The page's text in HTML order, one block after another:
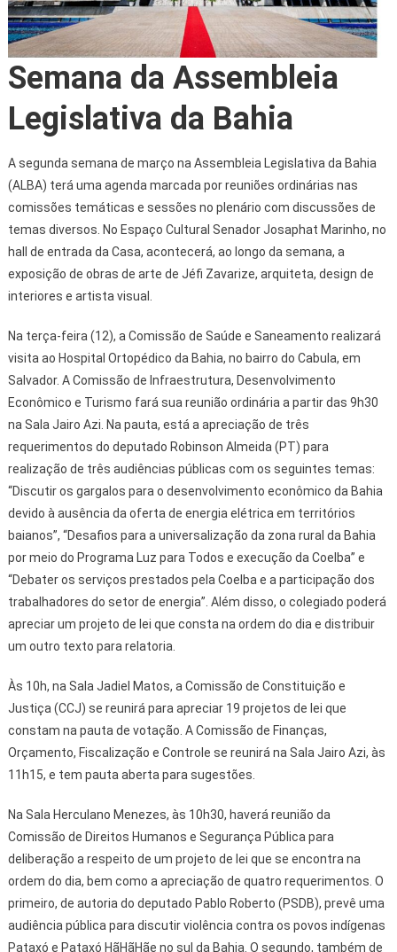
Semana da Assembleia
Legislativa da Bahia
A segunda semana de março na Assembleia Legislativa da Bahia
(ALBA) terá uma agenda marcada por reuniões ordinárias nas
comissões temáticas e sessões no plenário com discussões de
temas diversos. No Espaço Cultural Senador Josaphat Marinho, no
hall de entrada da Casa, acontecerá, ao longo da semana, a
exposição de obras de arte de Jéfi Zavarize, arquiteta, design de
interiores e artista visual.
Na terça-feira (12), a Comissão de Saúde e Saneamento realizará
visita ao Hospital Ortopédico da Bahia, no bairro do Cabula, em
Salvador. A Comissão de Infraestrutura, Desenvolvimento
Econômico e Turismo fará sua reunião ordinária a partir das 9h30
na Sala Jairo Azi. Na pauta, está a apreciação de três
requerimentos do deputado Robinson Almeida (PT) para
realização de três audiências públicas com os seguintes temas:
“Discutir os gargalos para o desenvolvimento econômico da Bahia
devido à ausência da oferta de energia elétrica em territórios
baianos”, “Desafios para a universalização da zona rural da Bahia
por meio do Programa Luz para Todos e execução da Coelba” e
“Debater os serviços prestados pela Coelba e a participação dos
trabalhadores do setor de energia”. Além disso, o colegiado poderá
apreciar um projeto de lei que consta na ordem do dia e distribuir
um outro texto para relatoria.
Às 10h, na Sala Jadiel Matos, a Comissão de Constituição e
Justiça (CCJ) se reunirá para apreciar 19 projetos de lei que
constam na pauta de votação. A Comissão de Finanças,
Orçamento, Fiscalização e Controle se reunirá na Sala Jairo Azi, às
11h15, e tem pauta aberta para sugestões.
Na Sala Herculano Menezes, às 10h30, haverá reunião da
Comissão de Direitos Humanos e Segurança Pública para
deliberação a respeito de um projeto de lei que se encontra na
ordem do dia, bem como a apreciação de quatro requerimentos. O
primeiro, de autoria do deputado Pablo Roberto (PSDB), prevê uma
audiência pública para discutir violência contra os povos indígenas
Pataxó e Pataxó HãHãHãe no sul da Bahia. O segundo, também de